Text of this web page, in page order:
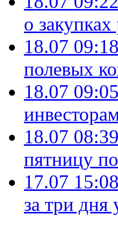
о
18.07 09:18
полевых
18.07 09:05
18.07 08:39
пятницу
17.07 15:08
за три дня